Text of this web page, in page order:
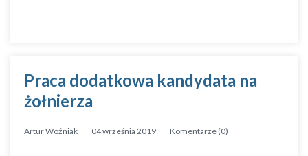
Praca dodatkowa kandydata na
żołnierza
Artur Woźniak 04 września 2019 Komentarze (0)